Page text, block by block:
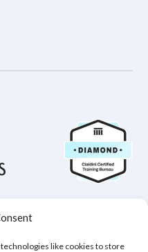
like cookies to store
Cookiebeleid (EU)